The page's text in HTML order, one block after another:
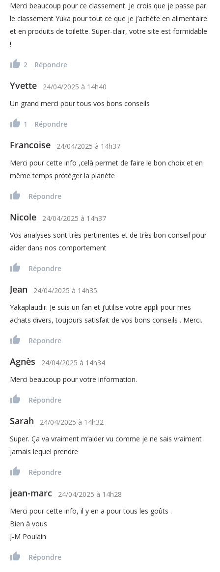
Merci beaucoup pour ce classement. Je crois que je passe par
le classement Yuka pour tout ce que je j’achète en alimentaire
et en produits de toilette. Super-clair, votre site est formidable
!
2 Répondre
Yvette 24/04/2025 à 14h40
Un grand merci pour tous vos bons conseils
1 Répondre
Francoise 24/04/2025 à 14h37
Merci pour cette info ,celà permet de faire le bon choix et en
même temps protéger la planète
Répondre
Nicole 24/04/2025 à 14h37
Vos analyses sont très pertinentes et de très bon conseil pour
aider dans nos comportement
Répondre
Jean 24/04/2025 à 14h35
Yakaplaudir. Je suis un fan et j’utilise votre appli pour mes
achats divers, toujours satisfait de vos bons conseils . Merci.
Répondre
Agnès 24/04/2025 à 14h34
Merci beaucoup pour votre information.
Répondre
Sarah 24/04/2025 à 14h32
Super. Ça va vraiment m’aider vu comme je ne sais vraiment
jamais lequel prendre
Répondre
jean-marc 24/04/2025 à 14h28
Merci pour cette info, il y en a pour tous les goûts .
Bien à vous
J-M Poulain
Répondre